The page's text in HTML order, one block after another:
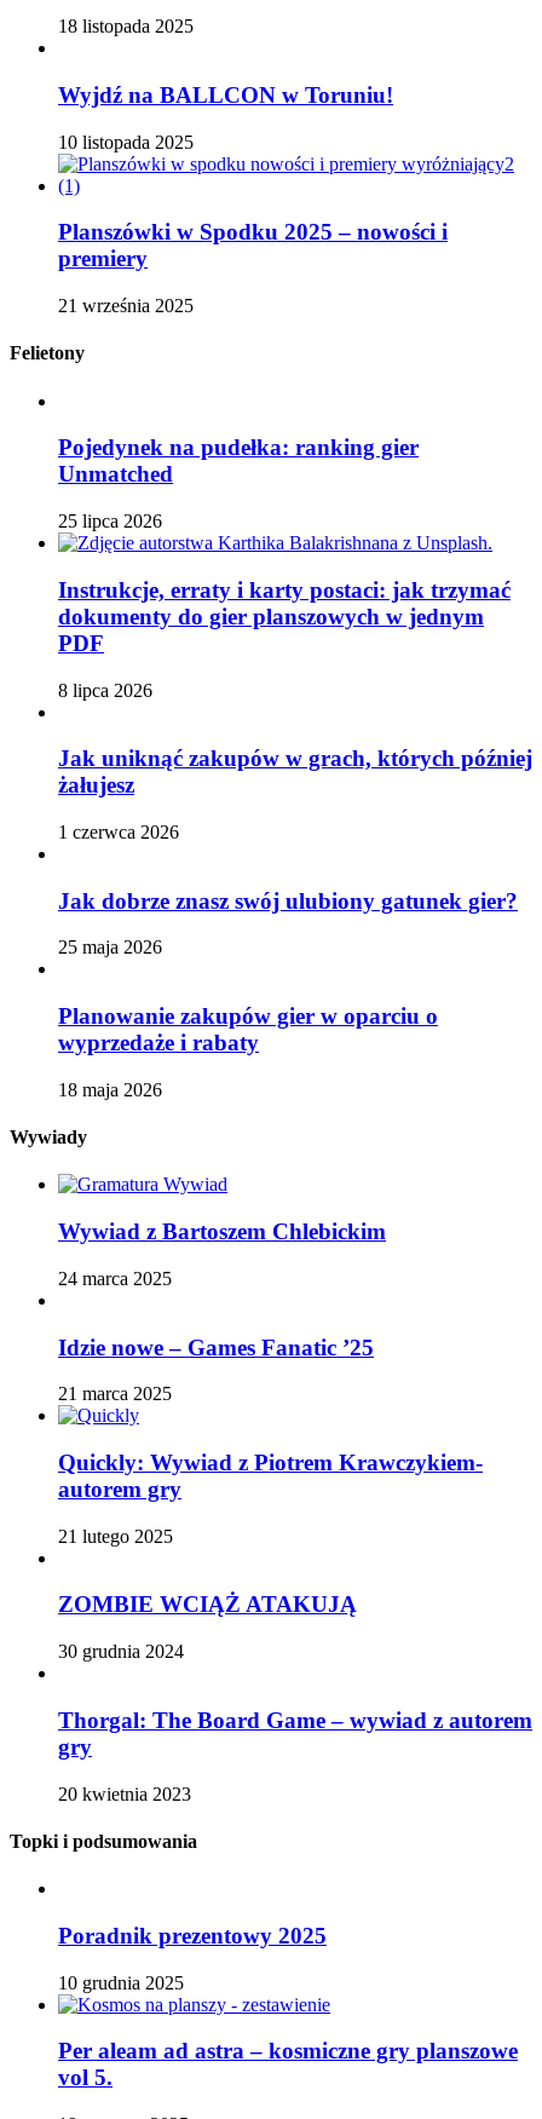
18 listopada 2025
Wyjdź na BALLCON w Toruniu!
10 listopada 2025
Planszówki w Spodku 2025 – nowości i
premiery
21 września 2025
Felietony
Pojedynek na pudełka: ranking gier
Unmatched
25 lipca 2026
Instrukcje, erraty i karty postaci: jak trzymać
dokumenty do gier planszowych w jednym
PDF
8 lipca 2026
Jak uniknąć zakupów w grach, których później
żałujesz
1 czerwca 2026
Jak dobrze znasz swój ulubiony gatunek gier?
25 maja 2026
Planowanie zakupów gier w oparciu o
wyprzedaże i rabaty
18 maja 2026
Wywiady
Wywiad z Bartoszem Chlebickim
24 marca 2025
Idzie nowe – Games Fanatic ’25
21 marca 2025
Quickly: Wywiad z Piotrem Krawczykiem-
autorem gry
21 lutego 2025
ZOMBIE WCIĄŻ ATAKUJĄ
30 grudnia 2024
Thorgal: The Board Game – wywiad z autorem
gry
20 kwietnia 2023
Topki i podsumowania
Poradnik prezentowy 2025
10 grudnia 2025
Per aleam ad astra – kosmiczne gry planszowe
vol 5.